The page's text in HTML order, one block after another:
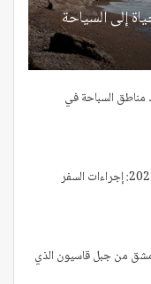
إلى السياحة
مناطق السباحة في
متطلبات الدخول إلى سوريا 2025: إجراءات السفر
من جبل قاسيون الذي